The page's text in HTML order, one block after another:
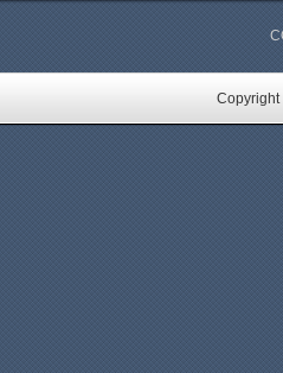
Copyright